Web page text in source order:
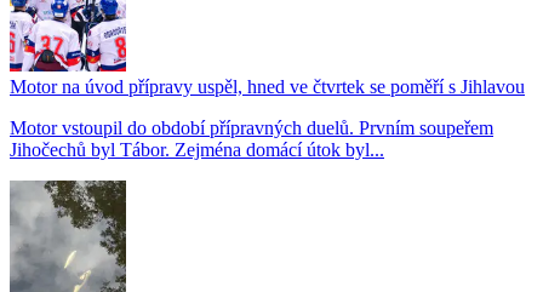
Motor na úvod přípravy uspěl, hned ve čtvrtek se poměří s Jihlavou
Motor vstoupil do období přípravných duelů. Prvním soupeřem
Jihočechů byl Tábor. Zejména domácí útok byl...